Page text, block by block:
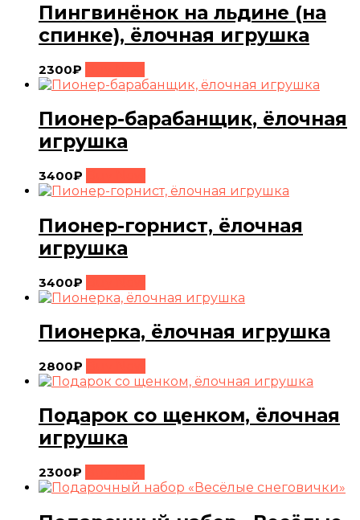
Пингвинёнок на льдине (на
спинке), ёлочная игрушка
2300₽
Пионер-барабанщик, ёлочная
игрушка
3400₽
Пионер-горнист, ёлочная
игрушка
3400₽
Пионерка, ёлочная игрушка
2800₽
Подарок со щенком, ёлочная
игрушка
2300₽